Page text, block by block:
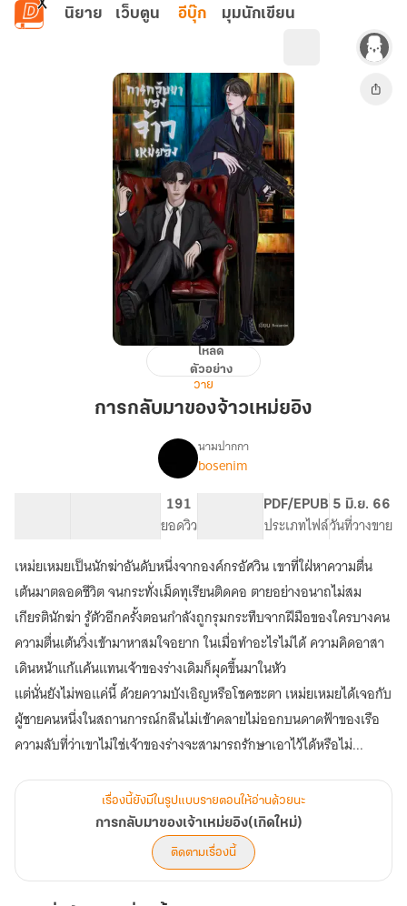
ข้ามไปยังเนื้อหาหลัก
นิยาย เว็บตูน อีบุ๊ก มุมนักเขียน
การก
มา
โหลด
ตัวอย่าง
วาย
การกลับมาของจ้าวเหม่ยอิง
เรื่อง
เจ้า
เหม่
ยอิง(เกิด
ใหม่)
นามปากกา
bosenim
191
ยอดวิว
PDF/EPUB
ประเภทไฟล์
5 มิ.ย. 66
วันที่วางขาย
เหม่ยเหมยเป็นนักฆ่าอันดับหนึ่งจากองค์กรอัศวิน เขาที่ใฝ่หาความตื่น
เต้นมาตลอดชีวิต จนกระทั่งเม็ดทุเรียนติดคอ ตายอย่างอนาถไม่สม
เกียรตินักฆ่า รู้ตัวอีกครั้งตอนกำลังถูกรุมกระทืบจากฝีมือของใครบางคน
ความตื่นเต้นวิ่งเข้ามาหาสมใจอยาก ในเมื่อทำอะไรไม่ได้ ความคิดอาสา
เดินหน้าแก้แค้นแทนเจ้าของร่างเดิมก็ผุดขึ้นมาในหัว
แต่นั่นยังไม่พอแค่นี้ ด้วยความบังเอิญหรือโชคชะตา เหม่ยเหมยได้เจอกับ
ผู้ชายคนหนึ่งในสถานการณ์กลืนไม่เข้าคลายไม่ออกบนดาดฟ้าของเรือ
ความลับที่ว่าเขาไม่ใช่เจ้าของร่างจะสามารถรักษาเอาไว้ได้หรือไม่...
เรื่องนี้ยังมีในรูปแบบรายตอนให้อ่านด้วยนะ
การกลับมาของเจ้าเหม่ยอิง(เกิดใหม่)
ติดตามเรื่องนี้